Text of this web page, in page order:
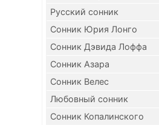
Русский сонник
Сонник Юрия Лонго
Сонник Дэвида Лоффа
Сонник Азара
Сонник Велес
Любовный сонник
Сонник Копалинского